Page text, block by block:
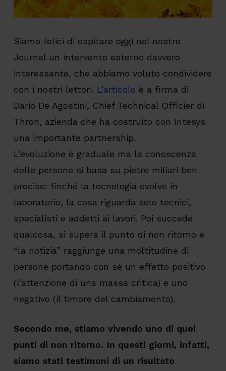
Siamo felici di ospitare oggi nel nostro
Journal un intervento esterno davvero
interessante, che abbiamo voluto condividere
con i nostri lettori. L’articolo è a firma di
Dario De Agostini, Chief Technical Officier di
Thron, azienda che ha costruito con Intesys
una importante partnership.
L’evoluzione è graduale ma la conoscenza
delle persone si basa su pietre miliari ben
precise: finché la tecnologia evolve in
laboratorio, la cosa riguarda solo tecnici,
specialisti e addetti ai lavori. Poi succede
qualcosa, si supera il punto di non ritorno e
“la notizia” raggiunge una moltitudine di
persone portando con sé un effetto positivo
(l’attenzione di una massa critica) e uno
negativo (il timore del cambiamento).
Secondo me, stiamo vivendo uno di quei
punti di non ritorno. In questi giorni, infatti,
siamo stati testimoni di un risultato